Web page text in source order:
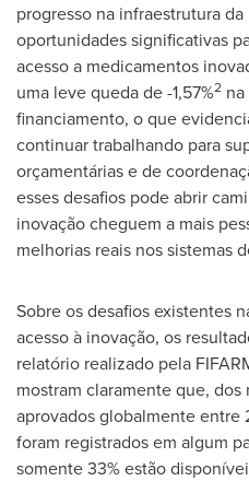
progresso na infraestrutura
oportunidades significativas
acesso a medicamentos
uma leve queda de -1,57%2
financiamento, o que
continuar trabalhando para
orçamentárias e de
esses desafios pode abrir
inovação cheguem a mais
melhorias reais nos sistemas
Sobre os desafios existentes
acesso à inovação, os
relatório realizado pela
mostram claramente que,
aprovados globalmente entre
foram registrados em algum
somente 33% estão